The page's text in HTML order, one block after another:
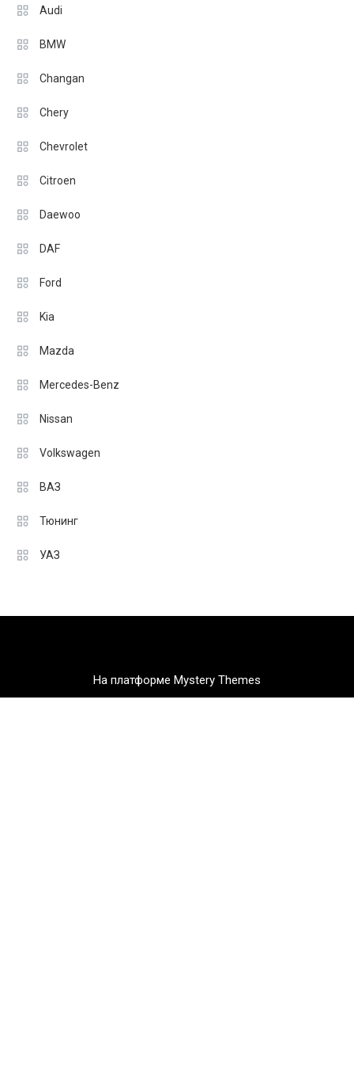
Audi
BMW
Changan
Chery
Chevrolet
Citroen
Daewoo
DAF
Ford
Kia
Mazda
Mercedes-Benz
Nissan
Volkswagen
ВАЗ
Тюнинг
УАЗ
На платформе Mystery Themes